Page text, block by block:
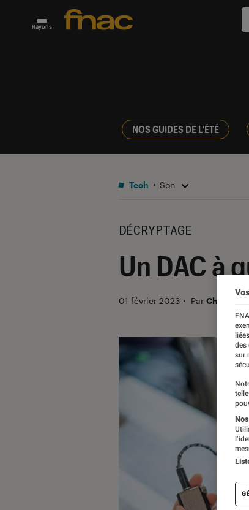
Rayons
NOS GUIDES DE L'ÉTÉ
Tech Son
DÉCRYPTAGE
Un DAC à
01 février 2023 ・ Par Christian
des
sur